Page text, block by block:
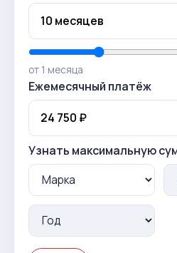
от 1 месяца
Ежемесячный платёж
Узнать максимальную